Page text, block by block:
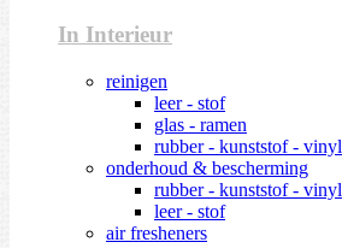
In Interieur
reinigen
leer - stof
glas - ramen
rubber - kunststof - vinyl
onderhoud & bescherming
rubber - kunststof - vinyl
leer - stof
air fresheners